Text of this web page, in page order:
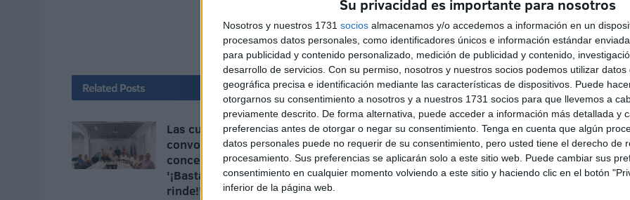
Su privacidad es importante para nosotros
Nosotros y nuestros 1731 socios almacenamos y/o accedemos a información en un
procesamos datos personales, como identificadores únicos e información estándar
para publicidad y contenido personalizado, medición de publicidad y contenido,
desarrollo de servicios. Con su permiso, nosotros y nuestros socios podemos utilizar datos
geográfica precisa e identificación mediante las características de dispositivos. Puede
otorgarnos su consentimiento a nosotros y a nuestros 1731 socios para que llevemos a
previamente descrito. De forma alternativa, puede acceder a información más detallada y
preferencias antes de otorgar o negar su consentimiento. Tenga en cuenta que algún
datos personales puede no requerir de su consentimiento, pero usted tiene el derecho de
procesamiento. Sus preferencias se aplicarán solo a este sitio web. Puede cambiar sus
consentimiento en cualquier momento volviendo a este sitio y haciendo clic en el botón
inferior de la página web.
Related Posts
Las cuatro culturas
convocan una
concentración bajo el lema
'¡Basta ya, Ceuta no se
rinde!'
La barriada del Príncipe
Felipe llama a la calma ante
el uso temporal del colegio
para acoger menores